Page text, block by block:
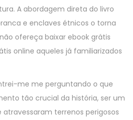
A abordagem direta do livro
e enclaves étnicos o torna
ofereça baixar ebook grátis
online aqueles já familiarizados
me me perguntando o que
tão crucial da história, ser um
atravessaram terrenos perigosos